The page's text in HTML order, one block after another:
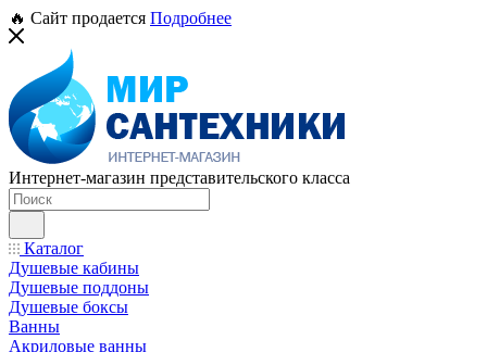
🔥 Сайт продается Подробнее
Интернет-магазин представительского класса
Каталог
Душевые кабины
Душевые поддоны
Душевые боксы
Ванны
Акриловые ванны